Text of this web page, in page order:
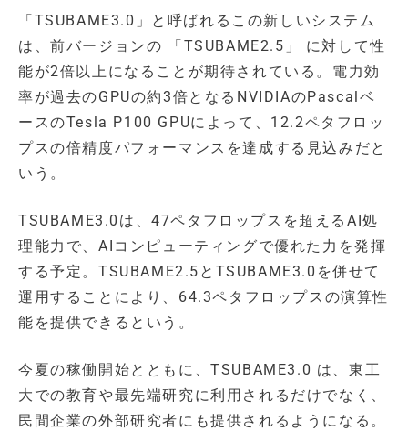
「TSUBAME3.0」と呼ばれるこの新しいシステム
は、前バージョンの 「TSUBAME2.5」 に対して性
能が2倍以上になることが期待されている。電力効
率が過去のGPUの約3倍となるNVIDIAのPascalベ
ースのTesla P100 GPUによって、12.2ペタフロッ
プスの倍精度パフォーマンスを達成する見込みだと
いう。
TSUBAME3.0は、47ペタフロップスを超えるAI処
理能力で、AIコンピューティングで優れた力を発揮
する予定。TSUBAME2.5とTSUBAME3.0を併せて
運用することにより、64.3ペタフロップスの演算性
能を提供できるという。
今夏の稼働開始とともに、TSUBAME3.0 は、東工
大での教育や最先端研究に利用されるだけでなく、
民間企業の外部研究者にも提供されるようになる。